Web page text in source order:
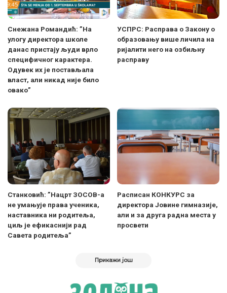
Снежана Романдић: ”На
улогу директора школе
данас пристају људи врло
специфичног карактера.
Одувек их је постављала
власт, али никад није било
овако”
УСПРС: Расправа о Закону о
образовању више личила на
ријалити него на озбиљну
расправу
Станковић: ”Нацрт ЗОСОВ-а
не умањује права ученика,
наставника ни родитеља,
циљ је ефикаснији рад
Савета родитеља”
Расписан КОНКУРС за
директора Јовине гимназије,
али и за друга радна места у
просвети
Прикажи још